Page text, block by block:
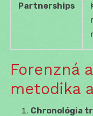
Partnerships
Forenzná
metodika
Chronológia